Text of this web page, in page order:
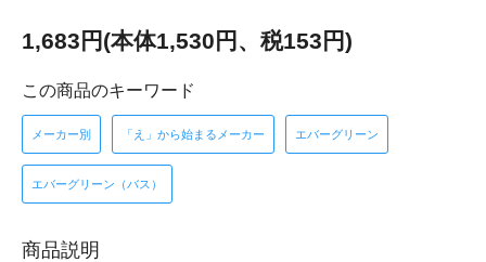
1,683円(本体1,530円、税153円)
この商品のキーワード
メーカー別 「え」から始まるメーカー エバーグリーン
エバーグリーン（バス）
商品説明